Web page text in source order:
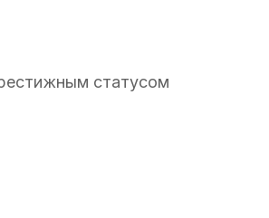
статусом